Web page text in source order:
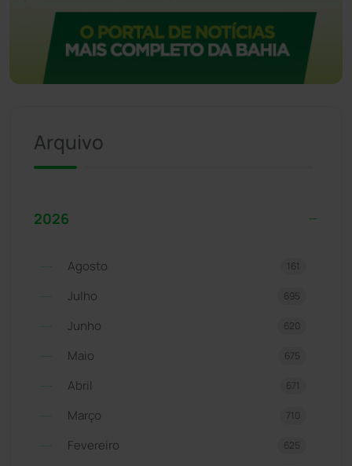
Arquivo
2026
Agosto 161
Julho 695
Junho 620
Maio 675
Abril 671
Março 710
Fevereiro 625